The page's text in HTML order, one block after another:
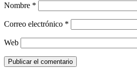
Nombre *
Correo electrónico *
Web